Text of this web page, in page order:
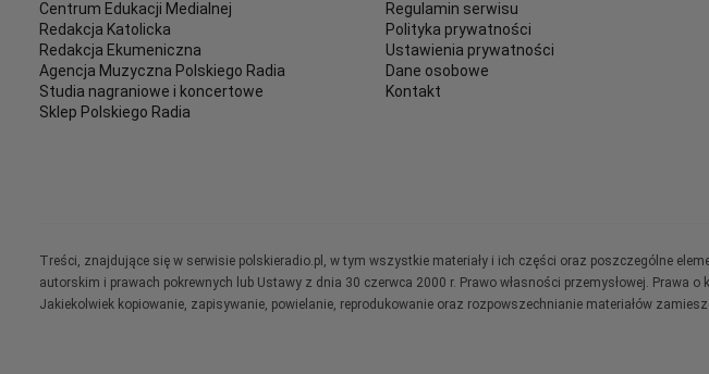
Centrum Edukacji Medialnej
Redakcja Katolicka
Redakcja Ekumeniczna
Agencja Muzyczna Polskiego Radia
Studia nagraniowe i koncertowe
Sklep Polskiego Radia
Regulamin serwisu
Polityka prywatności
Ustawienia prywatności
Dane osobowe
Kontakt
Treści, znajdujące się w serwisie polskieradio.pl, w tym wszystkie materiały i ich części oraz poszczególne
autorskim i prawach pokrewnych lub Ustawy z dnia 30 czerwca 2000 r. Prawo własności przemysłowej.
Jakiekolwiek kopiowanie, zapisywanie, powielanie, reprodukowanie oraz rozpowszechnianie materiałów